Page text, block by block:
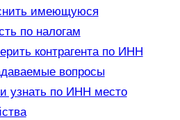
имеющуюся
по налогам
контрагента по ИНН
вопросы
узнать по ИНН место